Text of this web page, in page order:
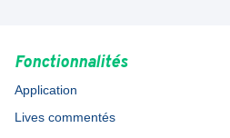
Fonctionnalités
Application
Lives commentés